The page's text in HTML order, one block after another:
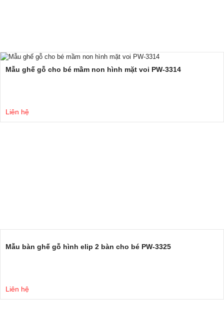
Mẫu ghế gỗ cho bé mầm non hình mặt voi PW-3314
Liên hệ
Mẫu bàn ghế gỗ hình elip 2 bàn cho bé PW-3325
Liên hệ